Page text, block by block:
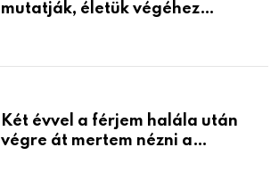
mutatják, életük végéhez
Két évvel a férjem halála után
végre át mertem nézni a